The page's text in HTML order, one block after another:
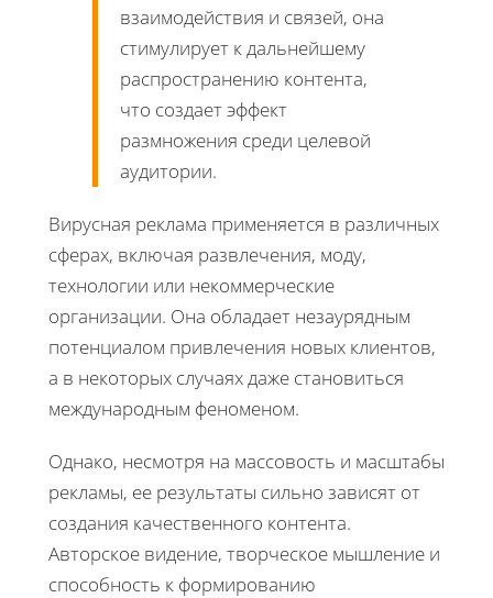
взаимодействия и связей, она
стимулирует к дальнейшему
распространению контента,
что создает эффект
размножения среди целевой
аудитории.
Вирусная реклама применяется в различных
сферах, включая развлечения, моду,
технологии или некоммерческие
организации. Она обладает незаурядным
потенциалом привлечения новых клиентов,
а в некоторых случаях даже становиться
международным феноменом.
Однако, несмотря на массовость и масштабы
рекламы, ее результаты сильно зависят от
создания качественного контента.
Авторское видение, творческое мышление и
способность к формированию